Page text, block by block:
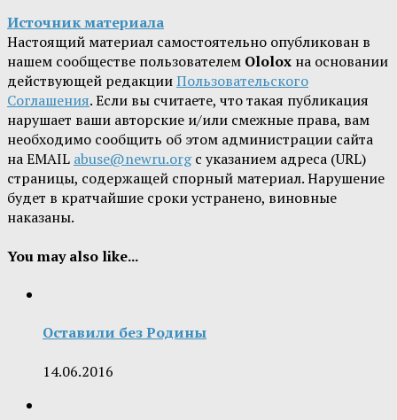
Источник материала
Настоящий материал самостоятельно опубликован в
нашем сообществе пользователем Ololox на основании
действующей редакцииПользовательского
Соглашения. Если вы считаете, что такая публикация
нарушает ваши авторские и/или смежные права, вам
необходимо сообщить об этом администрации сайта
на EMAIL abuse@newru.orgс указанием адреса (URL)
страницы, содержащей спорный материал. Нарушение
будет в кратчайшие сроки устранено, виновные
наказаны.
You may also like...
Оставили без Родины
14.06.2016